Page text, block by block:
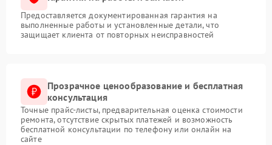
Предоставляется документированная гарантия на
выполненные работы и установленные детали, что
защищает клиента от повторных неисправностей
Прозрачное ценообразование и бесплатная
консультация
Точные прайс-листы, предварительная оценка стоимости
ремонта, отсутствие скрытых платежей и возможность
бесплатной консультации по телефону или онлайн на
сайте